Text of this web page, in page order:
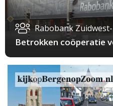
Rabobank
Betrokken coöperatie